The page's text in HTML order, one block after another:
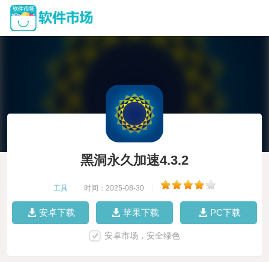
黑洞永久加速4.3.2
工具 时间：2025-08-30
安卓下载 苹果下载 PC下载
安卓市场，安全绿色